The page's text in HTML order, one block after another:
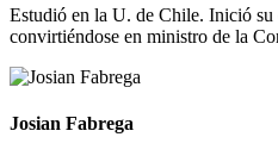
Estudió en la U. de Chile. Inició su
convirtiéndose en ministro de la
Josian Fabrega